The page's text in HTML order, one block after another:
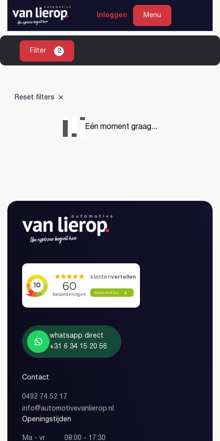
Heeft u geen account? Registreren
Heeft u al een account?
Wachtwoord vergeten?
Inloggen Menu
Home
Werkplaats
Filter 2
Reset filters
Eén moment graag...
whatsapp direct
+31 6 34 15 20 56
Contact
0492 74 52 17
info@automotivevanlierop.nl
Openingstijden
Ma - vr 08:00 - 17:30